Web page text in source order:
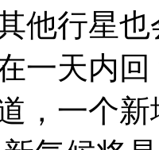
他行星也
一天内
，一个新